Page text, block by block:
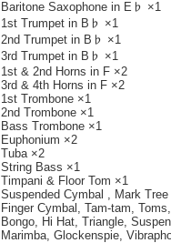
Baritone Saxophone in E♭ ×1
1st Trumpet in B♭ ×1
2nd Trumpet in B♭ ×1
3rd Trumpet in B♭ ×1
1st & 2nd Horns in F ×2
3rd & 4th Horns in F ×2
1st Trombone ×1
2nd Trombone ×1
Bass Trombone ×1
Euphonium ×2
Tuba ×2
String Bass ×1
Timpani & Floor Tom ×1
Suspended Cymbal , Mark
Finger Cymbal, Tam-tam,
Bongo, Hi Hat, Triangle,
Marimba, Glockenspie,